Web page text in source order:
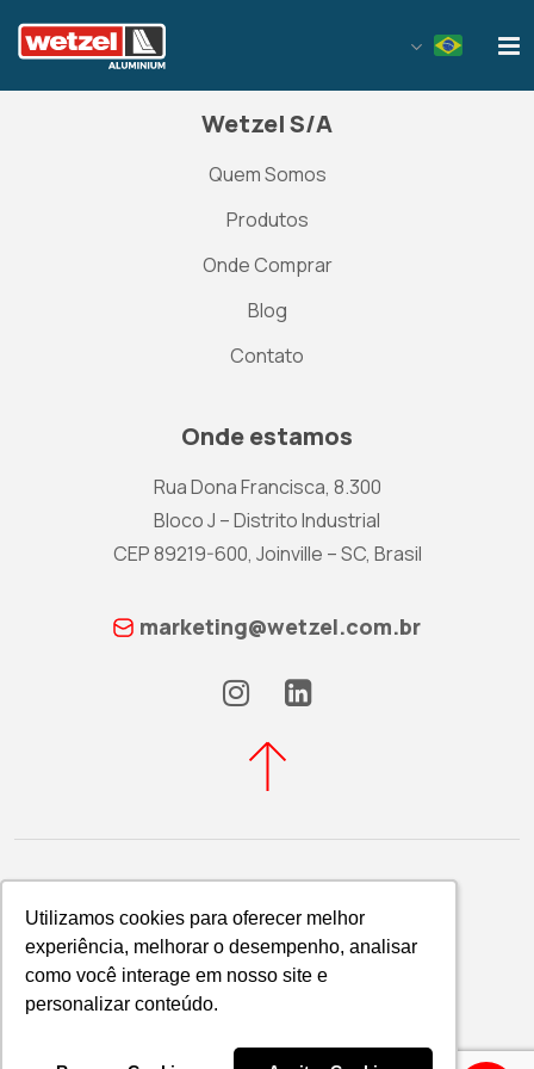
Utilizamos cookies para oferecer melhor
experiência, melhorar o desempenho, analisar
como você interage em nosso site e
personalizar conteúdo.
Utilizamos cookies para oferecer melhor
experiência, melhorar o desempenho, analisar
como você interage em nosso site e
personalizar conteúdo.
Wetzel S/A
Quem Somos
Produtos
Onde Comprar
Blog
Contato
Onde estamos
Rua Dona Francisca, 8.300
Bloco J – Distrito Industrial
CEP 89219-600, Joinville – SC, Brasil
marketing@wetzel.com.br
Política de Privacidade
WETZEL S/A © 2026